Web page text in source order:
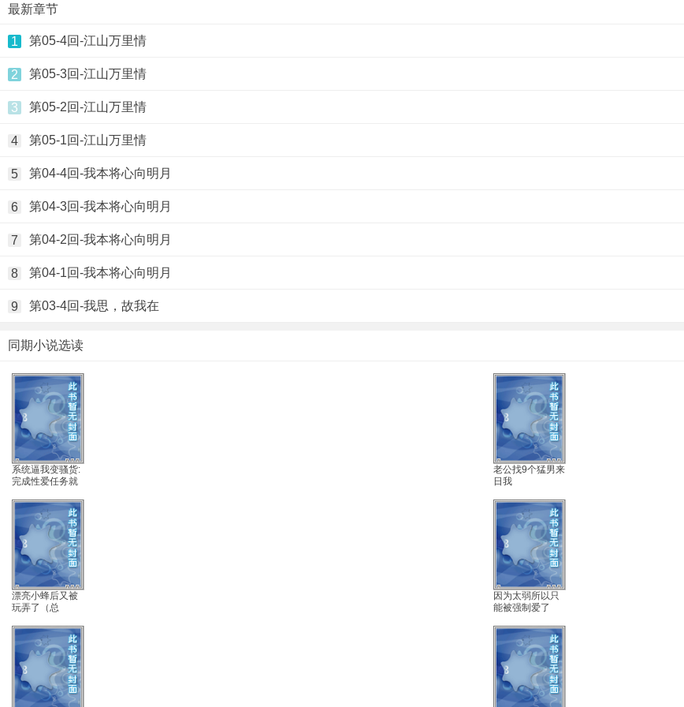
最新章节
1 第05-4回-江山万里情
2 第05-3回-江山万里情
3 第05-2回-江山万里情
4 第05-1回-江山万里情
5 第04-4回-我本将心向明月
6 第04-3回-我本将心向明月
7 第04-2回-我本将心向明月
8 第04-1回-我本将心向明月
9 第03-4回-我思，故我在
同期小说选读
系统逼我变骚货:
完成性爱任务就
老公找9个猛男来
日我
漂亮小蜂后又被
玩弄了（总
因为太弱所以只
能被强制爱了